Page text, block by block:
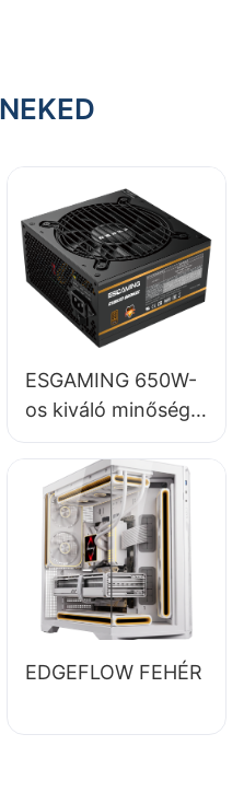
ESGAMING 650W-
os kiváló minőségű,
85%-os hatásfokú,
teljes modulos, 80+
bronz színű asztali
számítógép
tápegységek
ESB650W
EDGEFLOW FEHÉR